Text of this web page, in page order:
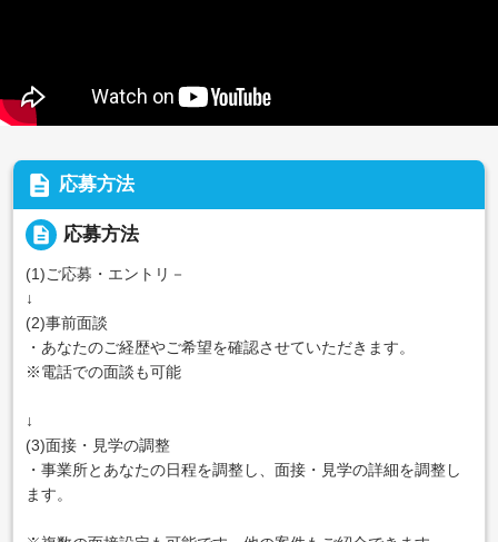
description 応募方法
description 応募方法
(1)ご応募・エントリ－
↓
(2)事前面談
・あなたのご経歴やご希望を確認させていただきます。
※電話での面談も可能
↓
(3)面接・見学の調整
・事業所とあなたの日程を調整し、面接・見学の詳細を調整し
ます。